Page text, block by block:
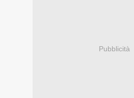
Pubblicità